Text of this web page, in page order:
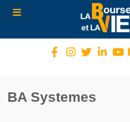
Toggle
navigation
BA Systemes